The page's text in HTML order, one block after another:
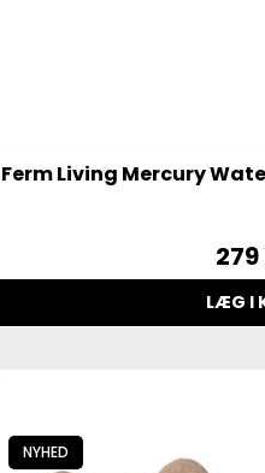
Ferm Living Mercury
279
LÆG I
NYHED